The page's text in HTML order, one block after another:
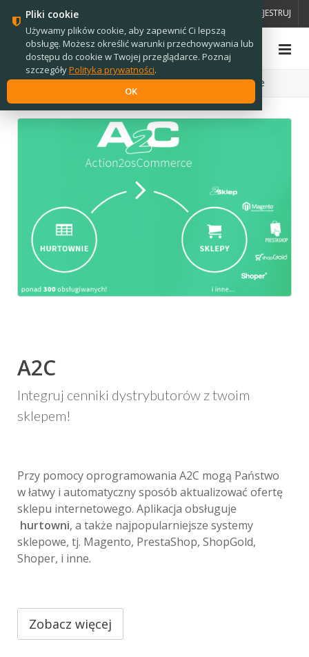
ZAREJESTRUJ
Strona główna › Oprogramowanie › Oprogramowanie
A2C
Integruj cenniki dystrybutorów z twoim
sklepem!
Przy pomocy oprogramowania A2C mogą Państwo
w łatwy i automatyczny sposób aktualizować ofertę
sklepu internetowego. Aplikacja obsługuje
hurtowni, a także najpopularniejsze systemy
sklepowe, tj. Magento, PrestaShop, ShopGold,
Shoper, i inne.
Zobacz więcej
Pliki cookie
Używamy plików cookie, aby zapewnić Ci lepszą
obsługę. Możesz określić warunki przechowywania lub
dostępu do cookie w Twojej przeglądarce. Poznaj
szczegółyPolityka prywatności.
OK